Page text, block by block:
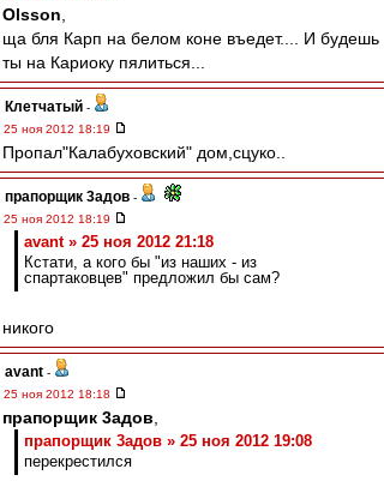
Olsson
ща бля Карп на белом коне въедет.... И будешь
ты на Кариоку пялиться...
Клетчатый -
25 ноя 2012 18:19
Пропал"Калабуховский" дом,сцуко..
прапорщик 3адoв -
25 ноя 2012 18:19
avant » 25 ноя 2012 21:18
Кстати, а кого бы "из наших - из
спартаковцев" предложил бы сам?
никого
avant -
25 ноя 2012 18:18
прапорщик 3адoв
прапорщик 3адoв » 25 ноя 2012 19:08
перекрестился